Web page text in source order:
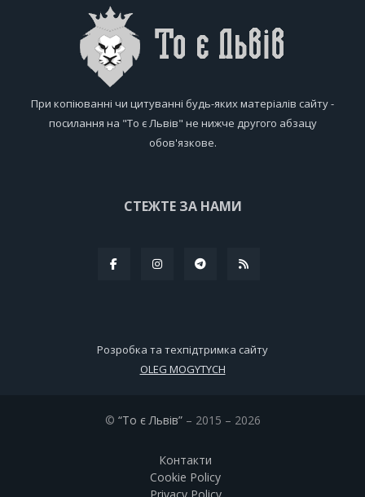
При копіюванні чи цитуванні будь-яких матеріалів сайту -
посилання на "То є Львів" не нижче другого абзацу
обов'язкове.
СТЕЖТЕ ЗА НАМИ
Розробка та техпідтримка сайту
OLEG MOGYTYCH
© “То є Львів”– 2015 – 2026
Контакти
Cookie Policy